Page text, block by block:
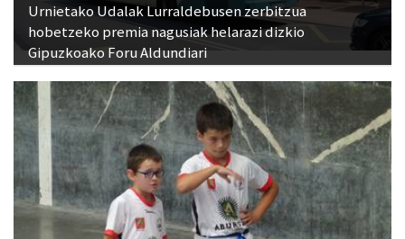
Urnietako Udalak Lurraldebusen zerbitzua
hobetzeko premia nagusiak helarazi dizkio
Gipuzkoako Foru Aldundiari